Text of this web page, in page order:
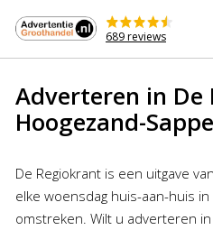
de
inhoud
689 reviews
Adverteren in De
Hoogezand-
De Regiokrant is een uitgave
elke woensdag huis-aan-huis
omstreken. Wilt u adverteren